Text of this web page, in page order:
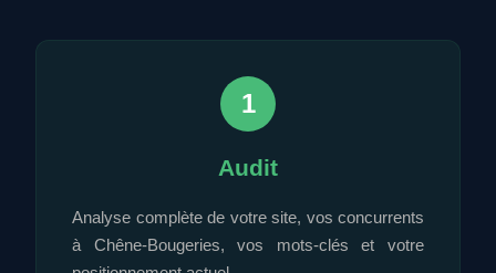
1
Audit
Analyse complète de votre site, vos concurrents
à Chêne-Bougeries, vos mots-clés et votre